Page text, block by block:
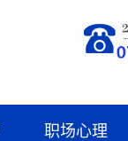
职场心理